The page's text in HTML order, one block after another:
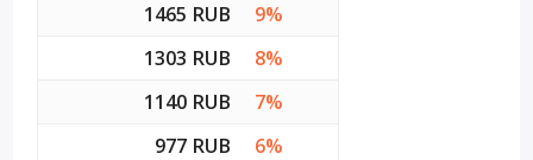
1465 RUB
9%
1303 RUB
8%
1140 RUB
7%
977 RUB
6%